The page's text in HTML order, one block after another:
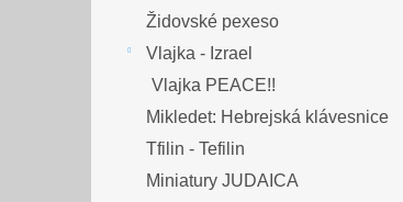
Židovské pexeso
Vlajka - Izrael
Vlajka PEACE!!
Mikledet: Hebrejská klávesnice
Tfilin - Tefilin
Miniatury JUDAICA